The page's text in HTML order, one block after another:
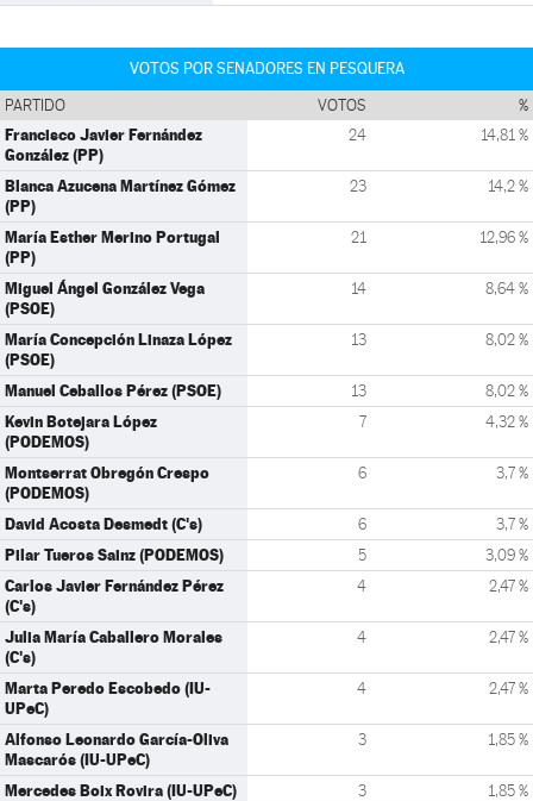
VOTOS POR SENADORES EN PESQUERA
PARTIDO VOTOS %
Francisco Javier Fernández
González (PP)
24 14,81 %
Blanca Azucena Martínez Gómez
(PP)
23 14,2 %
María Esther Merino Portugal
(PP)
21 12,96 %
Miguel Ángel González Vega
(PSOE)
14 8,64 %
María Concepción Linaza López
(PSOE)
13 8,02 %
Manuel Ceballos Pérez (PSOE) 13 8,02 %
Kevin Botejara López
(PODEMOS)
7 4,32 %
Montserrat Obregón Crespo
(PODEMOS)
6 3,7 %
David Acosta Desmedt (C's) 6 3,7 %
Pilar Tueros Sainz (PODEMOS) 5 3,09 %
Carlos Javier Fernández Pérez
(C's)
4 2,47 %
Julia María Caballero Morales
(C's)
4 2,47 %
Marta Peredo Escobedo (IU-
UPeC)
4 2,47 %
Alfonso Leonardo García-Oliva
Mascarós (IU-UPeC)
3 1,85 %
Mercedes Boix Rovira (IU-UPeC) 3 1,85 %